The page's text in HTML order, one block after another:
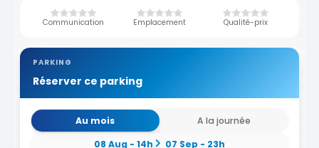
Communication Emplacement Qualité-prix
PARKING
Réserver ce parking
Au mois
A la journée
08 Aug - 14h
07 Sep - 23h